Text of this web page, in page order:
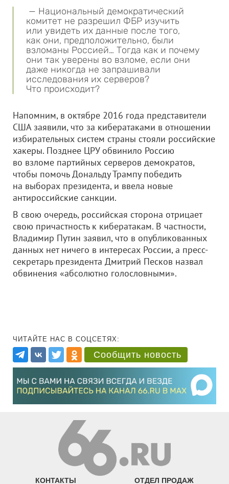
— Национальный демократический
комитет не разрешил ФБР изучить
или увидеть их данные после того,
как они, предположительно, были
взломаны Россией… Тогда как и почему
они так уверены во взломе, если они
даже никогда не запрашивали
исследования их серверов?
Что происходит?
Напомним, в октябре 2016 года представители
США заявили, что за кибератаками в отношении
избирательных систем страны стояли российские
хакеры. Позднее ЦРУ обвинило Россию
во взломе партийных серверов демократов,
чтобы помочь Дональду Трампу победить
на выборах президента, и ввела новые
антироссийские санкции.
В свою очередь, российская сторона отрицает
свою причастность к кибератакам. В частности,
Владимир Путин заявил, что в опубликованных
данных нет ничего в интересах России, а пресс-
секретарь президента Дмитрий Песков назвал
обвинения «абсолютно голословными».
ЧИТАЙТЕ НАС В СОЦСЕТЯХ:
Сообщить новость
КОНТАКТЫ ОТДЕЛ ПРОДАЖ